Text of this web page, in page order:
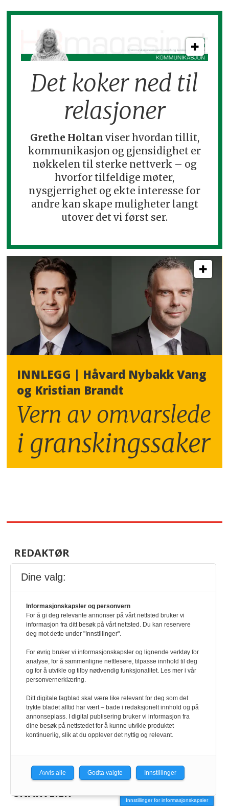
Det koker ned til
relasjoner
Grethe Holtan viser hvordan tillit,
kommunikasjon og gjensidighet er
nøkkelen til sterke nettverk – og
hvorfor tilfeldige møter,
nysgjerrighet og ekte interesse for
andre kan skape muligheter langt
utover det vi først ser.
INNLEGG | Håvard Nybakk Vang
og Kristian Brandt
Vern av omvarslede
i granskingssaker
REDAKTØR
HRmagasinet/hrmagasinet.no
Geir Christiansen
901 98 440
KONTAKT
redaksjonen@hrmagasinet.no
annonse@hrmagasinet.no
SNARVEIER
Innstillinger for informasjonskapsler
Dine valg:
Informasjonskapsler og personvern
For å gi deg relevante annonser på vårt nettsted bruker vi
informasjon fra ditt besøk på vårt nettsted. Du kan reservere
deg mot dette under "Innstillinger".
For øvrig bruker vi informasjonskapsler og lignende verktøy for
analyse, for å sammenligne nettlesere, tilpasse innhold til deg
og for å utvikle og tilby nødvendig funksjonalitet. Les mer i vår
personvernerklæring.
Ditt digitale fagblad skal være like relevant for deg som det
trykte bladet alltid har vært – bade i redaksjonelt innhold og på
annonseplass. I digital publisering bruker vi informasjon fra
dine besøk på nettstedet for å kunne utvikle produktet
kontinuerlig, slik at du opplever det nyttig og relevant.
Avvis alle Godta valgte Innstillinger